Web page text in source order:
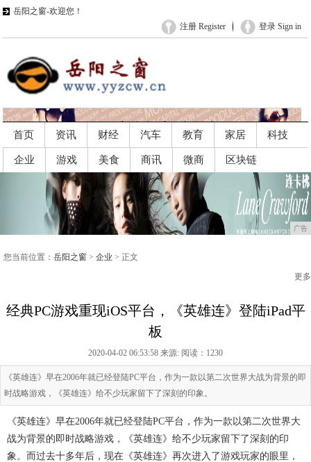
岳阳之窗-欢迎您！
登录 Sign in
注册 Register
首页 资讯 财经 汽车 教育 家居 科技
企业 游戏 美食 商讯 微商 区块链
广告
您当前位置： 岳阳之窗 > 企业 > 正文
更多
经典PC游戏重现iOS平台，《英雄连》登陆iPad平
板
2020-04-02 06:53:58 来源: 阅读：1230
《英雄连》早在2006年就已经登陆PC平台，作为一款以第二次世界大战为背景的即
时战略游戏，《英雄连》给不少玩家留下了深刻的印象。
《英雄连》早在2006年就已经登陆PC平台，作为一款以第二次世界大
战为背景的即时战略游戏，《英雄连》给不少玩家留下了深刻的印
象。而过去十多年后，现在《英雄连》再次进入了游戏玩家的眼里，